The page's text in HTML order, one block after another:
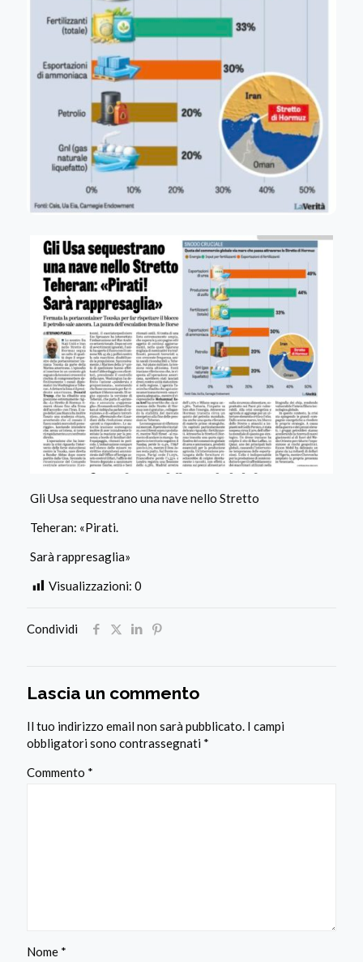
Gli Usa sequestrano una nave nello Stretto
Teheran: «Pirati.
Sarà rappresaglia»
Visualizzazioni: 0
Condividi
Lascia un commento
Il tuo indirizzo email non sarà pubblicato. I campi
obbligatori sono contrassegnati *
Commento *
Nome *